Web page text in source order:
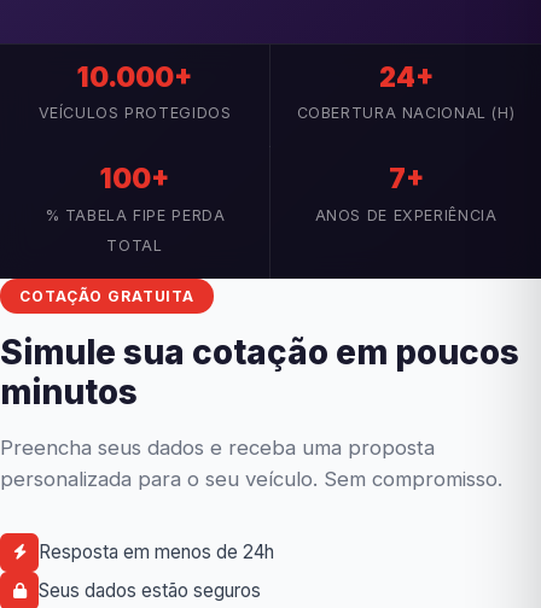
10.000+
VEÍCULOS PROTEGIDOS
24+
COBERTURA NACIONAL (H)
100+
% TABELA FIPE PERDA
TOTAL
7+
ANOS DE EXPERIÊNCIA
COTAÇÃO GRATUITA
Simule sua cotação em poucos
minutos
Preencha seus dados e receba uma proposta
personalizada para o seu veículo. Sem compromisso.
Resposta em menos de 24h
Seus dados estão seguros